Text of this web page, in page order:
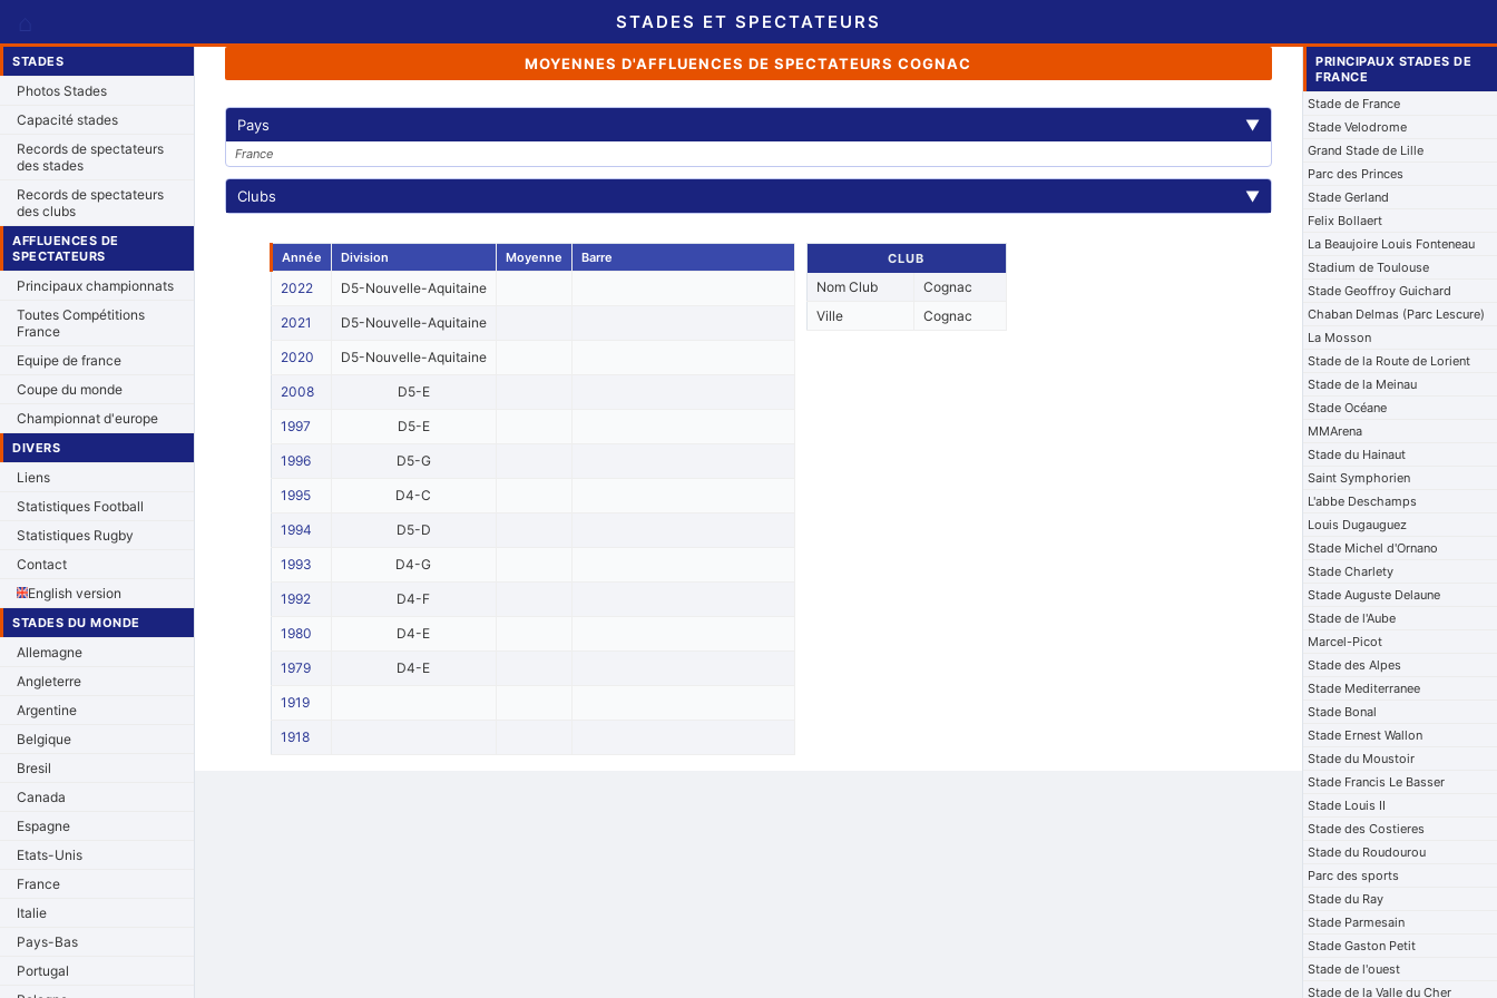
STADES ET SPECTATEURS
STADES
Photos Stades
Capacité stades
Records de spectateurs
des stades
Records de spectateurs
des clubs
AFFLUENCES DE
SPECTATEURS
Principaux championnats
Toutes Compétitions
France
Equipe de france
Coupe du monde
Championnat d'europe
DIVERS
Liens
Statistiques Football
Statistiques Rugby
Contact
English version
STADES DU MONDE
Allemagne
Angleterre
Argentine
Belgique
Bresil
Canada
Espagne
Etats-Unis
France
Italie
Pays-Bas
Portugal
MOYENNES D'AFFLUENCES DE SPECTATEURS COGNAC
Pays ▼
France
Clubs ▼
Année Division Moyenne Barre
2022 D5-Nouvelle-Aquitaine
2021 D5-Nouvelle-Aquitaine
2020 D5-Nouvelle-Aquitaine
2008 D5-E
1997 D5-E
1996 D5-G
1995 D4-C
1994 D5-D
1993 D4-G
1992 D4-F
1980 D4-E
1979 D4-E
1919
1918
CLUB
Nom Club
Cognac
Ville
Cognac
PRINCIPAUX STADES DE
FRANCE
Stade de France
Stade Velodrome
Grand Stade de Lille
Parc des Princes
Stade Gerland
Felix Bollaert
La Beaujoire Louis Fonteneau
Stadium de Toulouse
Stade Geoffroy Guichard
Chaban Delmas (Parc Lescure)
La Mosson
Stade de la Route de Lorient
Stade de la Meinau
Stade Océane
MMArena
Stade du Hainaut
Saint Symphorien
L'abbe Deschamps
Louis Dugauguez
Stade Michel d'Ornano
Stade Charlety
Stade Auguste Delaune
Stade de l'Aube
Marcel-Picot
Stade des Alpes
Stade Mediterranee
Stade Bonal
Stade Ernest Wallon
Stade du Moustoir
Stade Francis Le Basser
Stade Louis II
Stade des Costieres
Stade du Roudourou
Parc des sports
Stade du Ray
Stade Parmesain
Stade Gaston Petit
Stade de l'ouest
Stade de la Valle du Cher